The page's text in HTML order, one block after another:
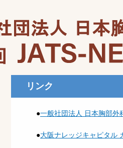
リンク
●一般社団法人 日本胸部外
●大阪ナレッジキャピタル